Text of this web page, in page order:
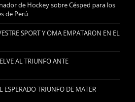
de Hockey sobre Césped para los
de Perú
SPORT Y OMA EMPATARON EN EL
AL TRIUNFO ANTE
TRIUNFO DE MATER